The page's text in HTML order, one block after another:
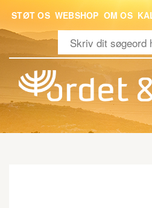
STØT OS WEBSHOP OM OS